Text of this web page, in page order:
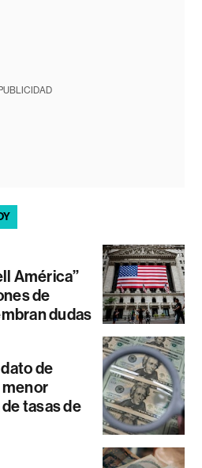
América”
de
dudas
de
menor
tasas de